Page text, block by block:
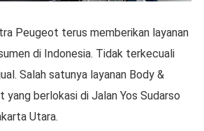
Peugeot terus memberikan layanan
di Indonesia. Tidak terkecuali
Salah satunya layanan Body &
yang berlokasi di Jalan Yos Sudarso
Utara.